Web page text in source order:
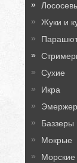
Жуки и
Сухие
Икра
Баззеры
Мокрые